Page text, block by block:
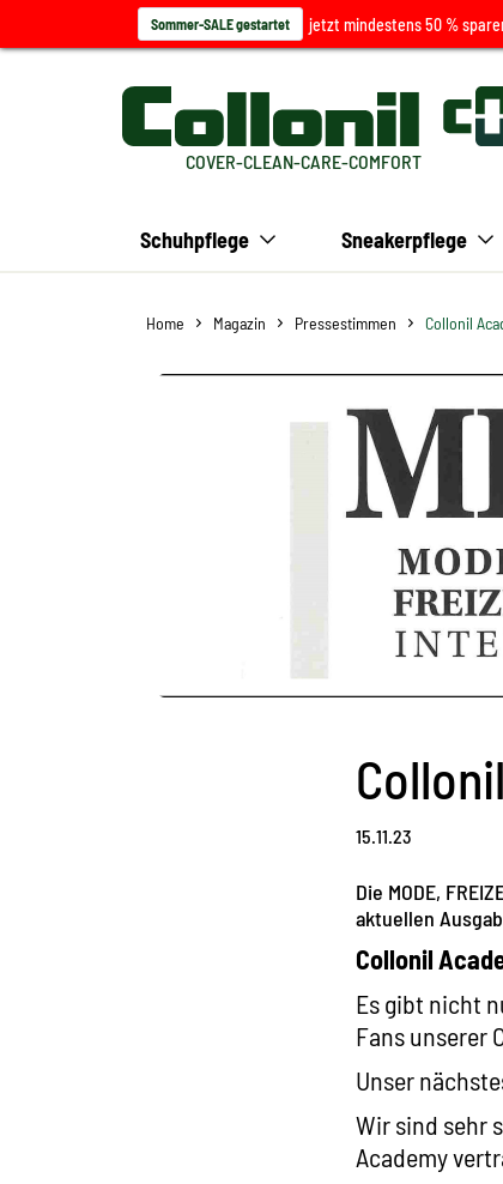
Sommer-SALE gestartet jetzt mindestens 50 %
COVER-CLEAN-CARE-COMFORT
Schuhpflege Sneakerpflege
Home Magazin Pressestimmen Collonil
15.11.23
Die MODE,
aktuellen
Collonil
Es gibt nicht
Fans unserer
Unser
Wir sind sehr
Academy